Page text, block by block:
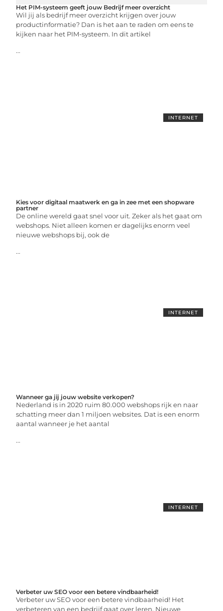
Het PIM-systeem geeft jouw Bedrijf meer overzicht
Wil jij als bedrijf meer overzicht krijgen over jouw
productinformatie? Dan is het aan te raden om eens te
kijken naar het PIM-systeem. In dit artikel
...
INTERNET
Kies voor digitaal maatwerk en ga in zee met een shopware
partner
De online wereld gaat snel voor uit. Zeker als het gaat om
webshops. Niet alleen komen er dagelijks enorm veel
nieuwe webshops bij, ook de
...
INTERNET
Wanneer ga jij jouw website verkopen?
Nederland is in 2020 ruim 80.000 webshops rijk en naar
schatting meer dan 1 miljoen websites. Dat is een enorm
aantal wanneer je het aantal
...
INTERNET
Verbeter uw SEO voor een betere vindbaarheid!
Verbeter uw SEO voor een betere vindbaarheid! Het
verbeteren van een bedrijf gaat over leren. Nieuwe